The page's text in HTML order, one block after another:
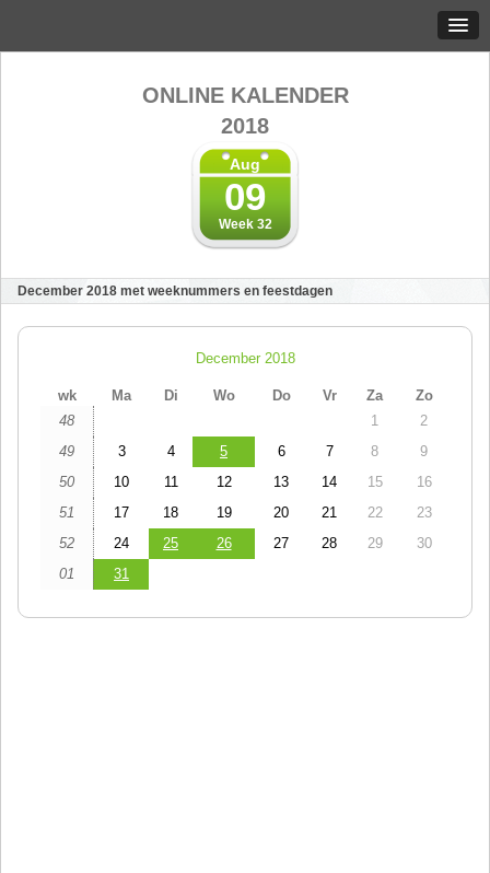
ONLINE KALENDER
2018
Aug
09
Week 32
December 2018 met weeknummers en feestdagen
December 2018
wk Ma Di Wo Do Vr Za
Zo
48
1
2
49
3 4 5 6 7 8
9
50
10 11 12 13 14 15
16
51
17 18 19 20 21 22
23
52
24 25 26 27 28 29
30
01
31